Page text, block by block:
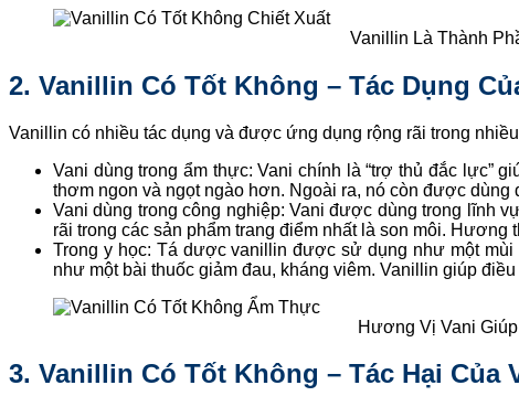
Vanillin Là Thành
2. Vanillin Có Tốt Không – Tác Dụng
Vanillin có nhiều tác dụng và được ứng dụng rộng rãi trong
Vani dùng trong ẩm thực: Vani chính là “trợ thủ đắc lực”
thơm ngon và ngọt ngào hơn. Ngoài ra, nó còn được
Vani dùng trong công nghiệp: Vani được dùng trong lĩnh
rãi trong các sản phẩm trang điểm nhất là son môi.
Trong y học: Tá dược vanillin được sử dụng như một
như một bài thuốc giảm đau, kháng viêm. Vanillin giúp
Hương Vị Vani
3. Vanillin Có Tốt Không – Tác Hại Của